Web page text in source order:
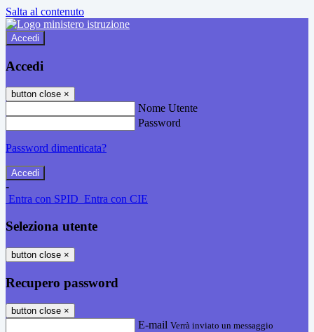
Salta al contenuto
Accedi
Accedi
button close ×
Nome Utente
Password
Password dimenticata?
-
Entra con SPID Entra con CIE
Seleziona utente
button close ×
Recupero password
button close ×
E-mail Verrà inviato un messaggio